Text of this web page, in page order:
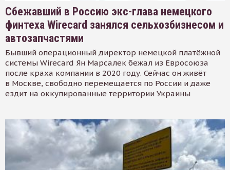
Сбежавший в Россию экс-глава немецкого
финтеха Wirecard занялся сельхозбизнесом и
автозапчастями
Бывший операционный директор немецкой платёжной
системы Wirecard Ян Марсалек бежал из Евросоюза
после краха компании в 2020 году. Сейчас он живёт
в Москве, свободно перемещается по России и даже
ездит на оккупированные территории Украины